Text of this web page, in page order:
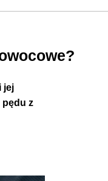
jej
pędu z